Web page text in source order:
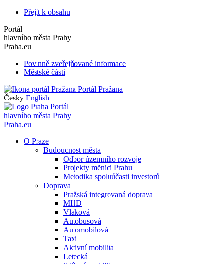
Přejít k obsahu
Portál
hlavního města Prahy
Praha.eu
Povinně zveřejňované informace
Městské části
Portál Pražana
Česky English
Portál
hlavního města Prahy
Praha.eu
O Praze
Budoucnost města
Odbor územního rozvoje
Projekty měnící Prahu
Metodika spoluúčasti investorů
Doprava
Pražská integrovaná doprava
MHD
Vlaková
Autobusová
Automobilová
Taxi
Aktivní mobilita
Letecká